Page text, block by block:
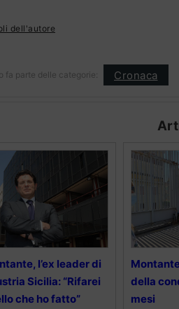
dell'autore
fa parte delle categorie: Cronaca
l’ex leader di
Sicilia: “Rifarei
che ho fatto”
della
mesi